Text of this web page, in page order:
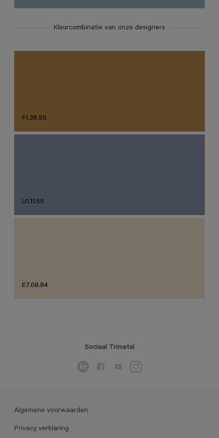
Kleurcombinatie van onze designers
F1.38.55
U1.11.55
E7.08.84
Sociaal Trimetal
Algemene voorwaarden
Privacy verklaring